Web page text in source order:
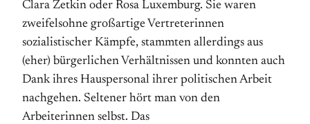
Clara Zetkin oder Rosa Luxemburg. Sie waren
zweifelsohne großartige Vertreterinnen
sozialistischer Kämpfe, stammten allerdings aus
(eher) bürgerlichen Verhältnissen und konnten auch
Dank ihres Hauspersonal ihrer politischen Arbeit
nachgehen. Seltener hört man von den
Arbeiterinnen selbst. Das